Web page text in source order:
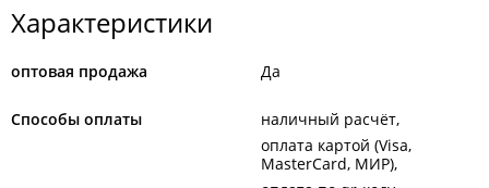
Характеристики
оптовая продажа Да
Способы оплаты
наличный расчёт
оплата картой (Visa,
MasterCard, МИР)